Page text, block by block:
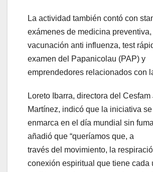
La actividad también contó con
exámenes de medicina preventiva,
vacunación anti influenza, test
examen del Papanicolau (PAP) y
emprendedores relacionados con
Loreto Ibarra, directora del Cesfam
Martínez, indicó que la iniciativa se
enmarca en el día mundial sin
añadió que “queríamos que, a
través del movimiento, la
conexión espiritual que tiene cada